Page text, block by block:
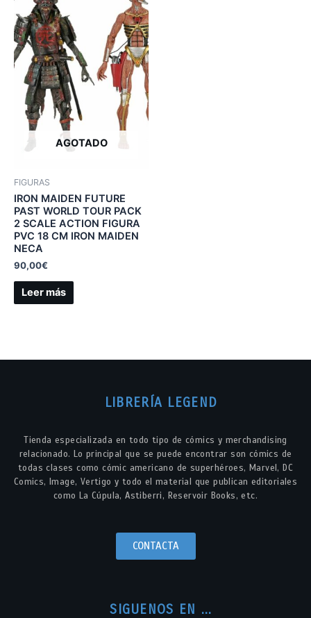
AGOTADO
FIGURAS
IRON MAIDEN FUTURE
PAST WORLD TOUR PACK
2 SCALE ACTION FIGURA
PVC 18 CM IRON MAIDEN
NECA
90,00€
Leer más
LIBRERÍA LEGEND
Tienda especializada en todo tipo de cómics y merchandising
relacionado. Lo principal que se puede encontrar son cómics de
todas clases como cómic americano de superhéroes, Marvel, DC
Comics, Image, Vertigo y todo el material que publican editoriales
como La Cúpula, Astiberri, Reservoir Books, etc.
CONTACTA
SIGUENOS EN ...